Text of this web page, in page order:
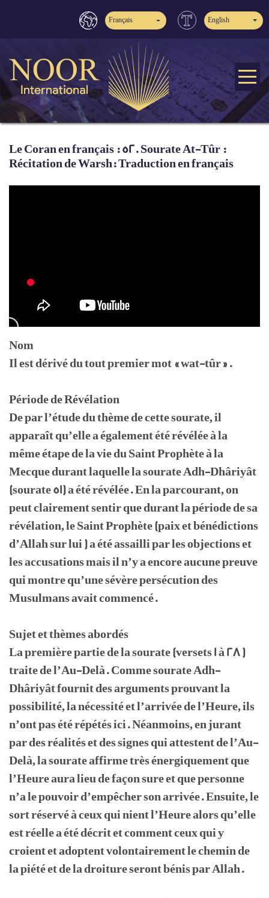
Français English
Le Coran en français : 52. Sourate At-Tûr :
Récitation de Warsh: Traduction en français
Nom
Il est dérivé du tout premier mot « wat-tûr ».
Période de Révélation
De par l’étude du thème de cette sourate, il
apparaît qu’elle a également été révélée à la
même étape de la vie du Saint Prophète à la
Mecque durant laquelle la sourate Adh-Dhâriyât
(sourate 51) a été révélée. En la parcourant, on
peut clairement sentir que durant la période de sa
révélation, le Saint Prophète (paix et bénédictions
d’Allah sur lui ) a été assailli par les objections et
les accusations mais il n’y a encore aucune preuve
qui montre qu’une sévère persécution des
Musulmans avait commencé.
Sujet et thèmes abordés
La première partie de la sourate (versets 1 à 28 )
traite de l’Au-Delà. Comme sourate Adh-
Dhâriyât fournit des arguments prouvant la
possibilité, la nécessité et l’arrivée de l’Heure, ils
n’ont pas été répétés ici. Néanmoins, en jurant
par des réalités et des signes qui attestent de l’Au-
Delà, la sourate affirme très énergiquement que
l’Heure aura lieu de façon sure et que personne
n’a le pouvoir d’empêcher son arrivée. Ensuite, le
sort réservé à ceux qui nient l’Heure alors qu’elle
est réelle a été décrit et comment ceux qui y
croient et adoptent volontairement le chemin de
la piété et de la droiture seront bénis par Allah.